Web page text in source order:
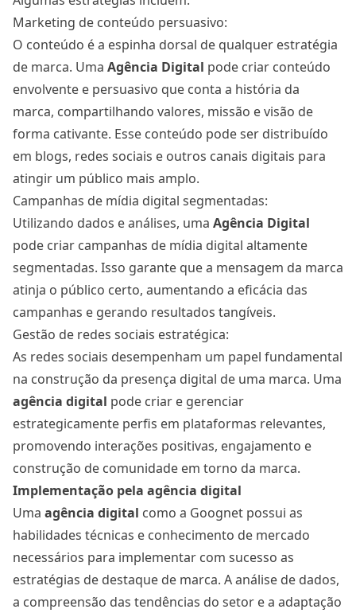
Marketing de conteúdo persuasivo:
O conteúdo é a espinha dorsal de qualquer estratégia
de marca. Uma Agência Digital pode criar conteúdo
envolvente e persuasivo que conta a história da
marca, compartilhando valores, missão e visão de
forma cativante. Esse conteúdo pode ser distribuído
em blogs, redes sociais e outros canais digitais para
atingir um público mais amplo.
Campanhas de mídia digital segmentadas:
Utilizando dados e análises, uma Agência Digital
pode criar campanhas de mídia digital altamente
segmentadas. Isso garante que a mensagem da marca
atinja o público certo, aumentando a eficácia das
campanhas e gerando resultados tangíveis.
Gestão de redes sociais estratégica:
As redes sociais desempenham um papel fundamental
na construção da presença digital de uma marca. Uma
agência digital pode criar e gerenciar
estrategicamente perfis em plataformas relevantes,
promovendo interações positivas, engajamento e
construção de comunidade em torno da marca.
Implementação pela agência digital
Uma agência digital como a Goognet possui as
habilidades técnicas e conhecimento de mercado
necessários para implementar com sucesso as
estratégias de destaque de marca. A análise de dados,
a compreensão das tendências do setor e a adaptação